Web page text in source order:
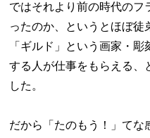
ではそれより前の時代のフ
ったのか、というとほぼ徒
「ギルド」という画家・
する人が仕事をもらえる、
した。
だから「たのもう！」てな